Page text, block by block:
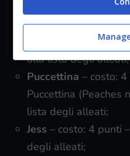
– costo: 4
alla lista degli alleati;
– costo: 4
alla lista degli alleati;
Puccettina – costo:
Puccettina (Peaches
lista degli alleati;
Jess – costo: 4 punti
degli alleati;